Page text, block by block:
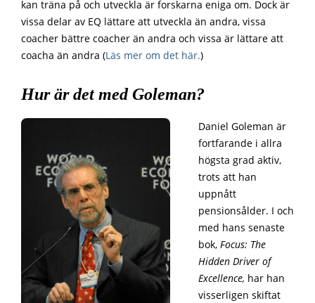
kan träna på och utveckla är forskarna eniga om. Dock är
vissa delar av EQ lättare att utveckla än andra, vissa
coacher bättre coacher än andra och vissa är lättare att
coacha än andra (Läs mer om det här.)
Hur är det med Goleman?
Daniel Goleman är
fortfarande i allra
högsta grad aktiv,
trots att han
uppnått
pensionsålder. I och
med hans senaste
bok, Focus: The
Hidden Driver of
Excellence, har han
visserligen skiftat